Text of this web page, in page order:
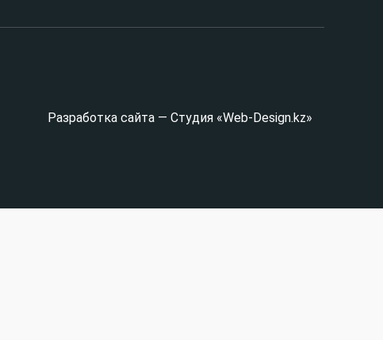
Разработка сайта — Студия «Web-Design.kz»